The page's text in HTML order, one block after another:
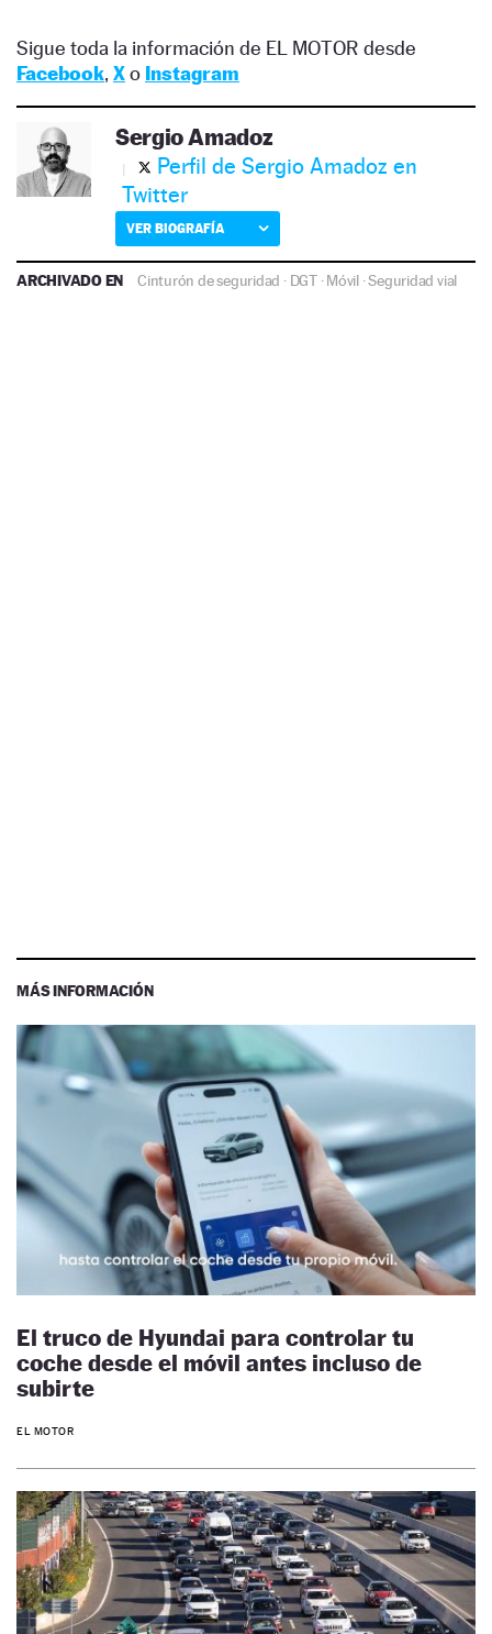
Sigue toda la información de EL MOTOR desde
Facebook, Xo Instagram
Sergio Amadoz
Perfil de Sergio Amadoz en
Twitter
VER BIOGRAFÍA
ARCHIVADO EN Cinturón de seguridad · DGT·Móvil·Seguridad vial
MÁS INFORMACIÓN
El truco de Hyundai para controlar tu
coche desde el móvil antes incluso de
subirte
EL MOTOR